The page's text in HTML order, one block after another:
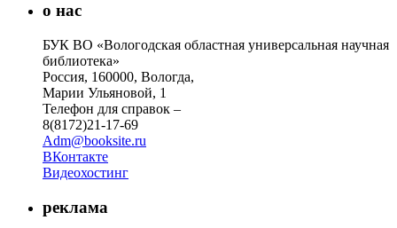
о нас
БУК ВО «Вологодская областная универсальная научная
библиотека»
Россия, 160000, Вологда,
Марии Ульяновой, 1
Телефон для справок –
8(8172)21-17-69
Adm@booksite.ru
ВКонтакте
Видеохостинг
реклама